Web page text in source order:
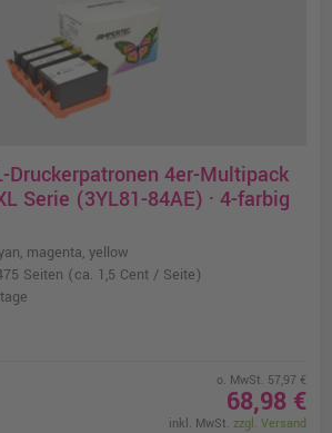
Druckerpatronen 4er-Multipack
Serie (3YL81-84AE) · 4-farbig
magenta, yellow
Seiten (ca. 1,5 Cent / Seite)
o. MwSt. 57,97 €
68,98 €
inkl. MwSt. zzgl. Versand